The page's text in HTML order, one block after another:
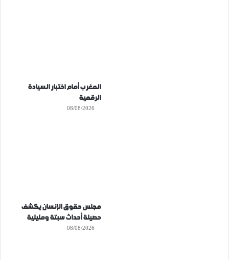
المغرب أمام اختبار السيادة
الرقمية
08/08/2026
مجلس حقوق الإنسان يكشف
حصيلة أحداث سبتة ومليلية
08/08/2026